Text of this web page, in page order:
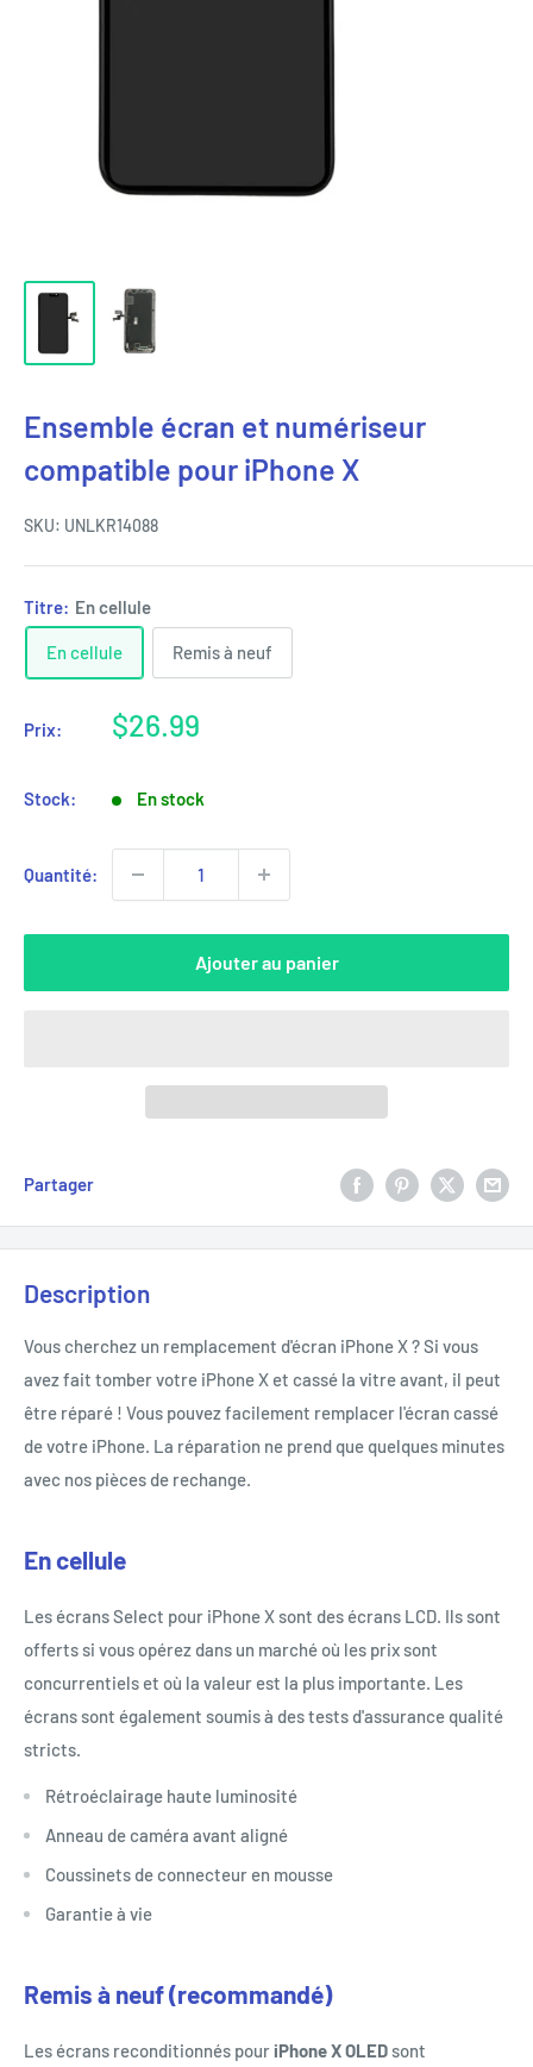
Ensemble écran et numériseur
compatible pour iPhone X
SKU: UNLKR14088
Titre: En cellule
En cellule Remis à neuf
Prix:
Prix
$26.99
Stock: En stock
Quantité:
Ajouter au panier
Partager
Description
Vous cherchez un remplacement d'écran iPhone X ? Si vous
avez fait tomber votre iPhone X et cassé la vitre avant, il peut
être réparé ! Vous pouvez facilement remplacer l'écran cassé
de votre iPhone. La réparation ne prend que quelques minutes
avec nos pièces de rechange.
En cellule
Les écrans Select pour iPhone X sont des écrans LCD. Ils sont
offerts si vous opérez dans un marché où les prix sont
concurrentiels et où la valeur est la plus importante. Les
écrans sont également soumis à des tests d'assurance qualité
stricts.
Rétroéclairage haute luminosité
Anneau de caméra avant aligné
Coussinets de connecteur en mousse
Garantie à vie
Remis à neuf (recommandé)
Les écrans reconditionnés pouriPhone X OLEDsont